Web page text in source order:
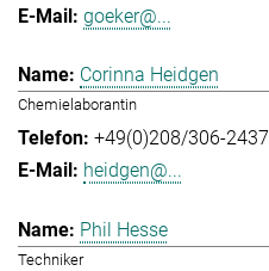
goeker@...
Corinna Heidgen
Chemielaborantin
+49(0)208/306-2437
heidgen@...
Phil Hesse
Techniker